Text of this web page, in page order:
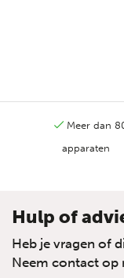
Meer dan
apparaten
Hulp of
Heb je vragen of
Neem contact op